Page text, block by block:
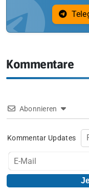
Kommentare
Abonnieren
Kommentar Updates